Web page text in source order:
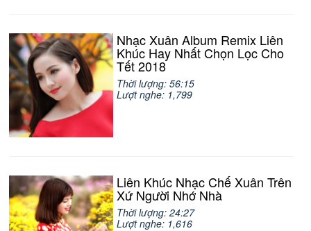
Nhạc Xuân Album Remix Liên
Khúc Hay Nhất Chọn Lọc Cho
Tết 2018
Thời lượng: 56:15
Lượt nghe: 1,799
Liên Khúc Nhạc Chế Xuân Trên
Xứ Người Nhớ Nhà
Thời lượng: 24:27
Lượt nghe: 1,616